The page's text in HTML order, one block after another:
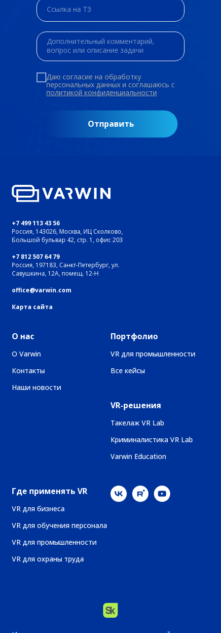
Даю согласие на обработку
персональных данных и соглашаюсь c
политикой конфиденциальности
Отправить
+7 499 113 43 56
Россия, 143026, Москва, ИЦ Сколково,
Большой бульвар 42, стр. 1, офис 203
+7 812 507 64 79
Россия, 197183, Санкт-Петербург, ул.
Савушкина, 12А, помещ. 12-Н
office@varwin.com
Карта сайта
О нас
О Varwin
Контакты
Наши новости
Портфолио
VR для промышленности
Все кейсы
VR-решения
Такелаж VR Lab
Криминалистика VR Lab
Varwin Education
Где применять VR
VR для бизнеса
VR для обучения персонала
VR для промышленности
VR для охраны труда